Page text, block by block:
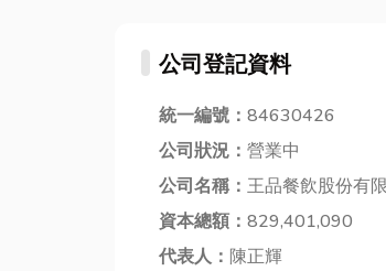
公司登記資料
統一編號： 84630426
公司狀況： 營業中
公司名稱： 王品餐飲股份有
資本總額： 829,401,090
代表人： 陳正輝